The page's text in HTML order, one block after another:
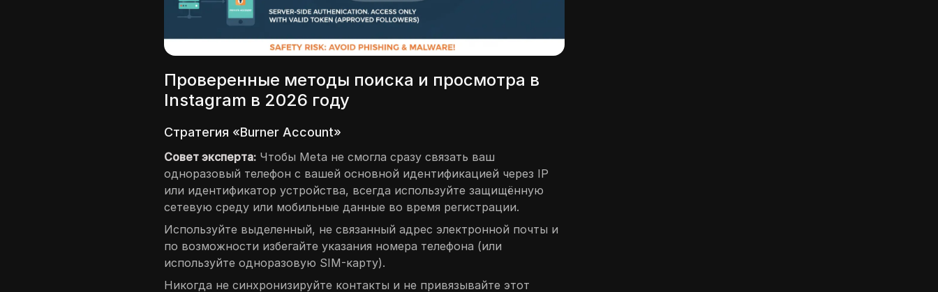
Проверенные методы поиска и просмотра в
Instagram в 2026 году
Стратегия «Burner Account»
Совет эксперта: Чтобы Meta не смогла сразу связать ваш
одноразовый телефон с вашей основной идентификацией через IP
или идентификатор устройства, всегда используйте защищённую
сетевую среду или мобильные данные во время регистрации.
Используйте выделенный, не связанный адрес электронной почты и
по возможности избегайте указания номера телефона (или
используйте одноразовую SIM-карту).
Никогда не синхронизируйте контакты и не привязывайте этот